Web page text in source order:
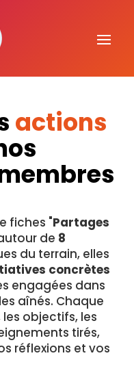
actions
fiches "Partages
de 8
du terrain, elles
concrètes
engagées dans
aînés. Chaque
objectifs, les
tirés,
réflexions et vos